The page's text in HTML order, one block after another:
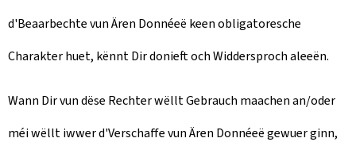
d'Beaarbechte vun Ären Donnéeë keen obligatoresche
Charakter huet, kënnt Dir donieft och Widdersproch aleeën.
Wann Dir vun dëse Rechter wëllt Gebrauch maachen an/oder
méi wëllt iwwer d'Verschaffe vun Ären Donnéeë gewuer ginn,